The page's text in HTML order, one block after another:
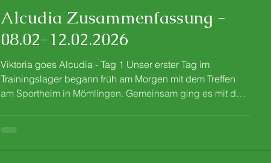
Alcudia Zusammenfassung -
08.02-12.02.2026
Viktoria goes Alcudia - Tag 1 Unser erster Tag im
Trainingslager begann früh am Morgen mit dem Treffen
am Sportheim in Mömlingen. Gemeinsam ging es mit dem
nach Plan – nur bei der Abholung der Mietautos gerieten
wir etwas in Zeitverzug. Dadurch verzögerte sich unsere